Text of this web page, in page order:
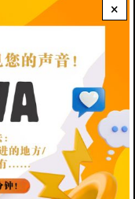
×